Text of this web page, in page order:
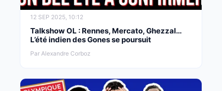
12 SEP 2025, 10:12
Talkshow OL : Rennes, Mercato, Ghezzal…
L’été indien des Gones se poursuit
Par Alexandre Corboz